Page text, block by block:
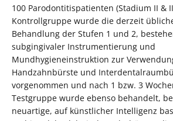
100 Parodontitispatienten (Stadium II &
Kontrollgruppe wurde die derzeit
Behandlung der Stufen 1 und 2,
subgingivaler Instrumentierung und
Mundhygieneinstruktion zur
Handzahnbürste und
vorgenommen und nach 1 bzw. 3
Testgruppe wurde ebenso behandelt,
neuartige, auf künstlicher Intelligenz